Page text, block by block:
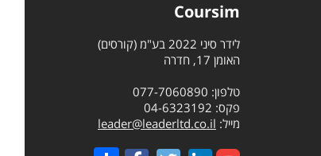
Coursim
לידר סיני 2022 בע"מ (קורסים)
האומן 17, חדרה
טלפון: 077-7060890
פקס: 04-6323192
מייל: leader@leaderltd.co.il